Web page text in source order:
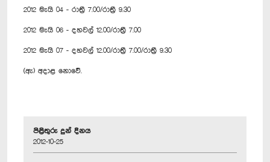
2012 මැයි 04 - රාත්‍රී 7.00/රාත්‍රී 9.30
2012 මැයි 06 - දහවල් 12.00/රාත්‍රී 7.00
2012 මැයි 07 - දහවල් 12.00/රාත්‍රී 7.00/රාත්‍රී 9.30
(ඇ) අදාළ නොවේ.
පිළිතුරු දුන් දිනය
2012-10-25